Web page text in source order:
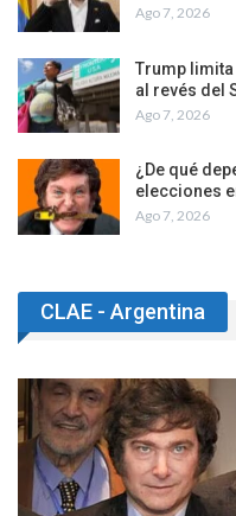
Ago 7, 2026
Trump
al revés del
Ago 7, 2026
¿De qué
elecciones
Ago 7, 2026
CLAE - Argentina